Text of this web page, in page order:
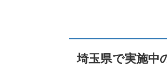
ガスペックの特徴
埼玉県で実施中